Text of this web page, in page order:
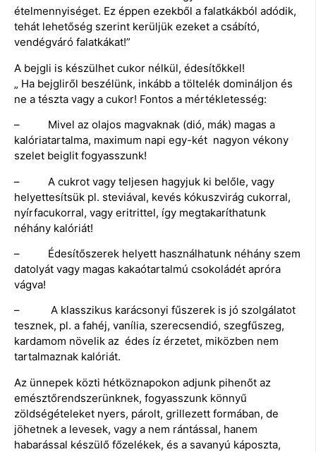
ételmennyiséget. Ez éppen ezekből a falatkákból adódik,
tehát lehetőség szerint kerüljük ezeket a csábító,
vendégváró falatkákat!”
A bejgli is készülhet cukor nélkül, édesítőkkel!
„ Ha bejgliről beszélünk, inkább a töltelék domináljon és
ne a tészta vagy a cukor! Fontos a mértékletesség:
– Mivel az olajos magvaknak (dió, mák) magas a
kalóriatartalma, maximum napi egy-két nagyon vékony
szelet beiglit fogyasszunk!
– A cukrot vagy teljesen hagyjuk ki belőle, vagy
helyettesítsük pl. steviával, kevés kókuszvirág cukorral,
nyírfacukorral, vagy eritrittel, így megtakaríthatunk
néhány kalóriát!
– Édesítőszerek helyett használhatunk néhány szem
datolyát vagy magas kakaótartalmú csokoládét apróra
vágva!
– A klasszikus karácsonyi fűszerek is jó szolgálatot
tesznek, pl. a fahéj, vanília, szerecsendió, szegfűszeg,
kardamom növelik az édes íz érzetet, miközben nem
tartalmaznak kalóriát.
Az ünnepek közti hétköznapokon adjunk pihenőt az
emésztőrendszerünknek, fogyasszunk könnyű
zöldségételeket nyers, párolt, grillezett formában, de
jöhetnek a levesek, vagy a nem rántással, hanem
habarással készülő főzelékek, és a savanyú káposzta,